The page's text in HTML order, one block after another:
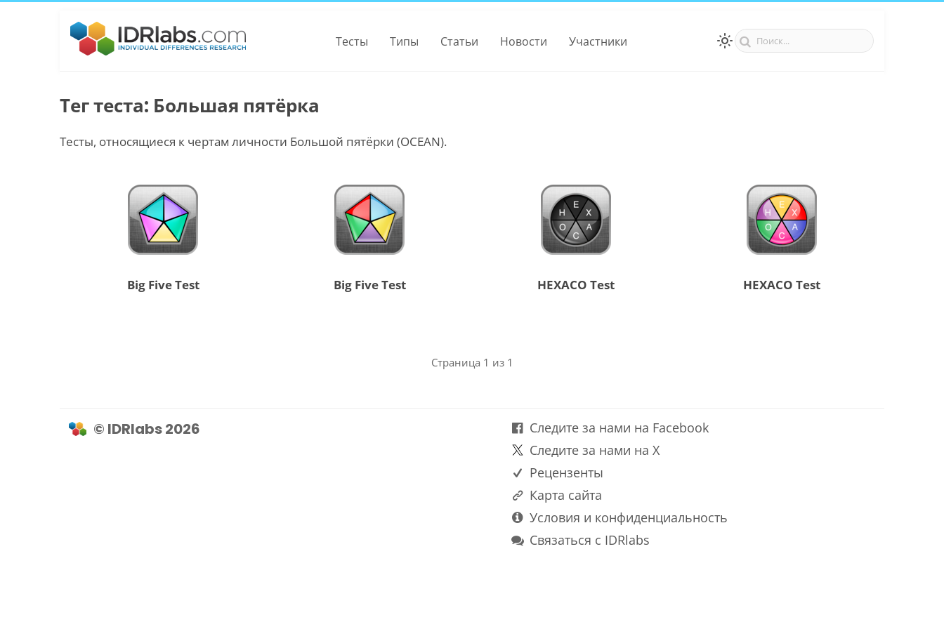
Тесты Типы Статьи Новости Участники
Тег теста: Большая пятёрка
Тесты, относящиеся к чертам личности Большой пятёрки (OCEAN).
Big Five Test Big Five Test HEXACO Test HEXACO Test
Страница 1 из 1
© IDRlabs 2026
Следите за нами на Facebook
Следите за нами на X
Рецензенты
Карта сайта
Условия и конфиденциальность
Связаться с IDRlabs